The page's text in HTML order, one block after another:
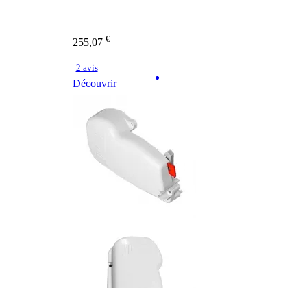
255,07 €
2 avis
Découvrir